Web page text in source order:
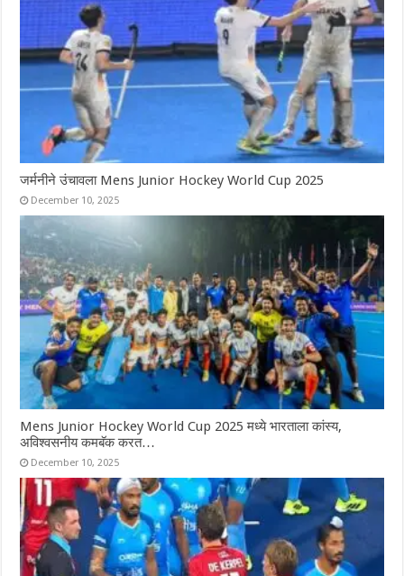
जर्मनीने उंचावला Mens Junior Hockey World Cup 2025
December 10, 2025
Mens Junior Hockey World Cup 2025 मध्ये भारताला कांस्य,
अविश्वसनीय कमबॅक करत…
December 10, 2025